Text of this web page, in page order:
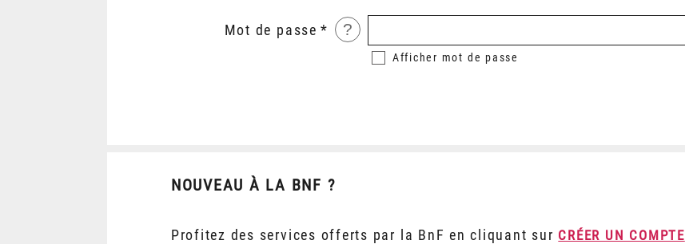
Mot de passe ?
Afficher mot de passe
NOUVEAU À LA BNF ?
Profitez des services offerts par la BnF en cliquant sur CRÉER UN COMPTE